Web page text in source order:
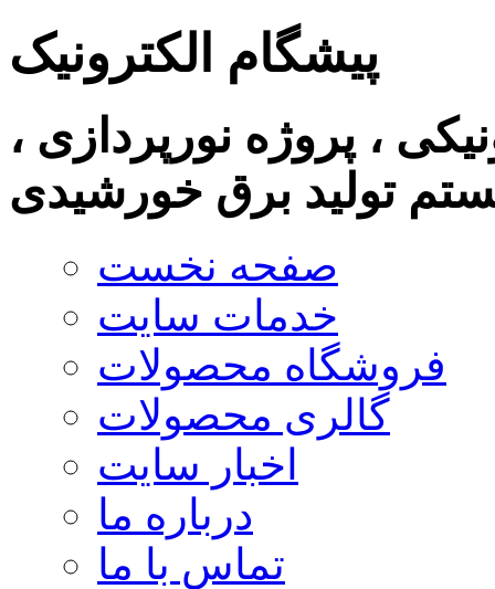
پیشگام الکترونیک
، پروژه نورپردازی ،
تولید برق خورشیدی
صفحه نخست
خدمات سایت
فروشگاه محصولات
گالری محصولات
اخبار سایت
درباره ما
تماس با ما